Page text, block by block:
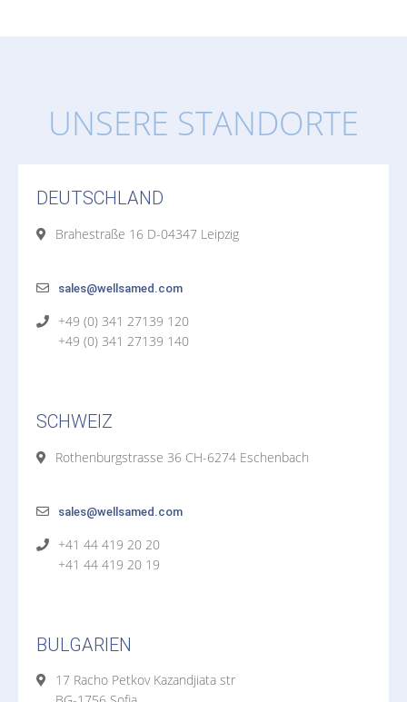
UNSERE STANDORTE
DEUTSCHLAND
Brahestraße 16 D-04347 Leipzig
sales@wellsamed.com
+49 (0) 341 27139 120
+49 (0) 341 27139 140
SCHWEIZ
Rothenburgstrasse 36 CH-6274 Eschenbach
sales@wellsamed.com
+41 44 419 20 20
+41 44 419 20 19
BULGARIEN
17 Racho Petkov Kazandjiata str